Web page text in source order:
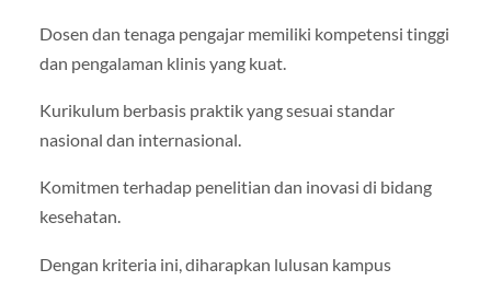
Dosen dan tenaga pengajar memiliki kompetensi tinggi
dan pengalaman klinis yang kuat.
Kurikulum berbasis praktik yang sesuai standar
nasional dan internasional.
Komitmen terhadap penelitian dan inovasi di bidang
kesehatan.
Dengan kriteria ini, diharapkan lulusan kampus